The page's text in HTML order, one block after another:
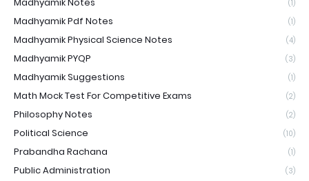
(1)
Madhyamik Pdf Notes (1)
Madhyamik Physical Science Notes (4)
Madhyamik PYQP (3)
Madhyamik Suggestions (1)
Math Mock Test For Competitive Exams (2)
Philosophy Notes (2)
Political Science (10)
Prabandha Rachana (1)
Public Administration (3)